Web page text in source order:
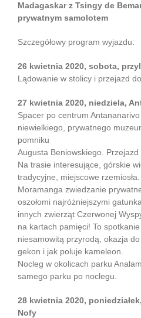
Madagaskar z Tsingy de
prywatnym samolotem
Szczegółowy program wyjazdu:
26 kwietnia 2020, sobota,
Lądowanie w stolicy i przejazd
27 kwietnia 2020, niedziela,
Spacer po centrum
niewielkiego, prywatnego
pomniku
Augusta Beniowskiego.
Na trasie interesujące, górskie
tradycyjne, miejscowe
Moramanga zwiedzanie
oszołomi najróżniejszymi
innych zwierząt Czerwonej
na kartach pamięci! To
niesamowitą przyrodą, okazja
gekon i jak poluje kameleon.
Nocleg w okolicach parku
samego parku po noclegu.
28 kwietnia 2020,
Nofy